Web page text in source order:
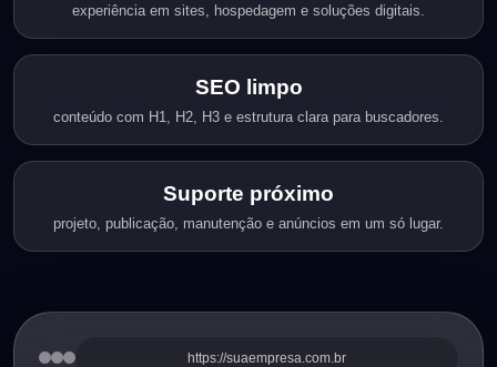
experiência em sites, hospedagem e soluções digitais.
SEO limpo
conteúdo com H1, H2, H3 e estrutura clara para buscadores.
Suporte próximo
projeto, publicação, manutenção e anúncios em um só lugar.
https://suaempresa.com.br